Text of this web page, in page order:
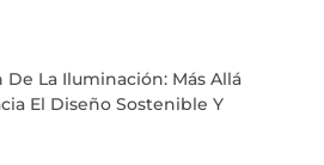
De La Iluminación: Más Allá
El Diseño Sostenible Y